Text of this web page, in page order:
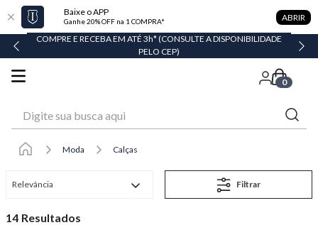
Baixe o APP
Ganhe 20% OFF na 1 COMPRA* ABRIR
EM ATÉ 6X SEM JUROS* OU GANHE 3% OFF NO PIX
0
Moda Calças
Relevância Filtrar
14